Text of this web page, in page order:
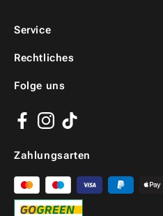
Service
Folge uns
Facebook
Instagram
TikTok
Zahlungsarten
Rechtliches